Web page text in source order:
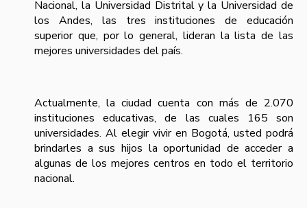
Nacional, la Universidad Distrital y la Universidad de
los Andes, las tres instituciones de educación
superior que, por lo general, lideran la lista de las
mejores universidades del país.
Actualmente, la ciudad cuenta con más de 2.070
instituciones educativas, de las cuales 165 son
universidades. Al elegir vivir en Bogotá, usted podrá
brindarles a sus hijos la oportunidad de acceder a
algunas de los mejores centros en todo el territorio
nacional.